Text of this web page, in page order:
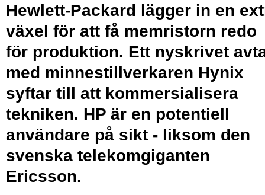
Hewlett-Packard lägger in en
växel för att få memristorn redo
för produktion. Ett nyskrivet
med minnestillverkaren Hynix
syftar till att kommersialisera
tekniken. HP är en potentiell
användare på sikt - liksom den
svenska telekomgiganten
Ericsson.